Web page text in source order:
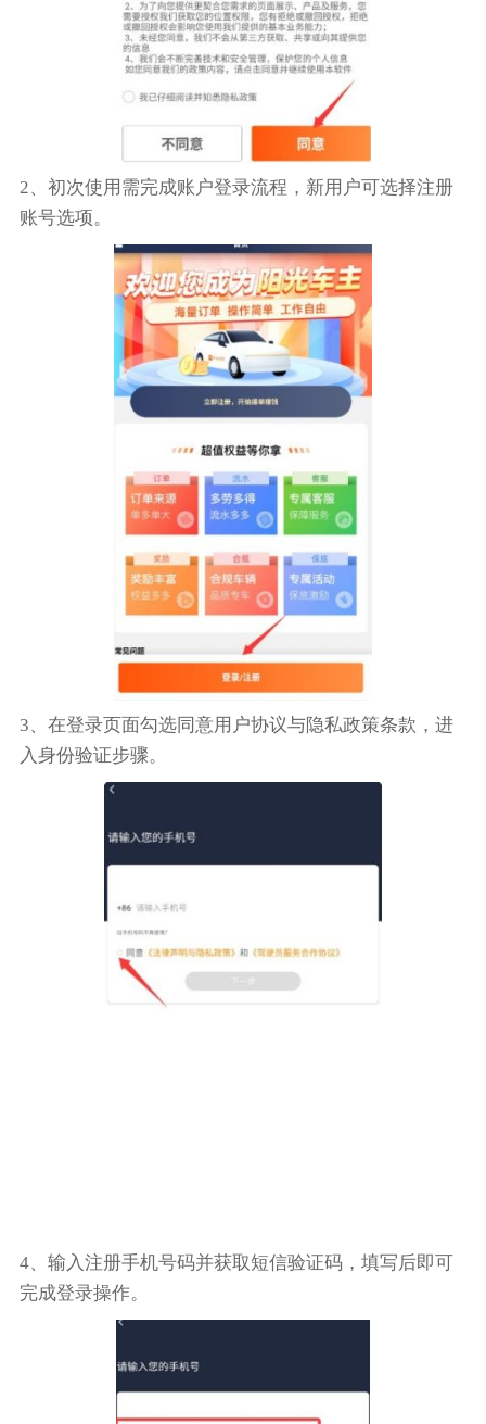
2、初次使用需完成账户登录流程，新用户可选择注册
账号选项。
3、在登录页面勾选同意用户协议与隐私政策条款，进
入身份验证步骤。
4、输入注册手机号码并获取短信验证码，填写后即可
完成登录操作。